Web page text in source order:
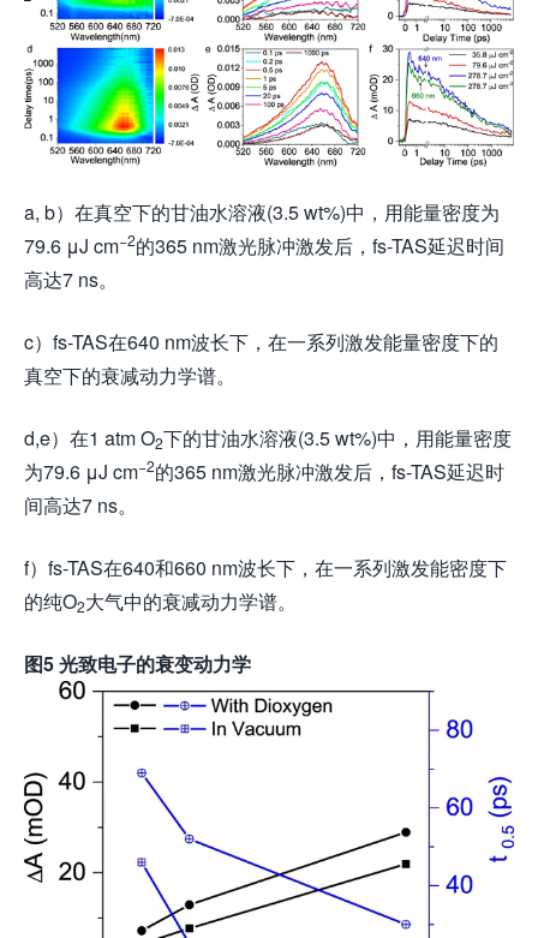
a, b）在真空下的甘油水溶液(3.5 wt%)中，用能量密度为
79.6 μJ cm−2的365 nm激光脉冲激发后，fs-TAS延迟时间
高达7 ns。
c）fs-TAS在640 nm波长下，在一系列激发能量密度下的
真空下的衰减动力学谱。
d,e）在1 atm O2下的甘油水溶液(3.5 wt%)中，用能量密度
为79.6 μJ cm−2的365 nm激光脉冲激发后，fs-TAS延迟时
间高达7 ns。
f）fs-TAS在640和660 nm波长下，在一系列激发能密度下
的纯O2大气中的衰减动力学谱。
图5光致电子的衰变动力学